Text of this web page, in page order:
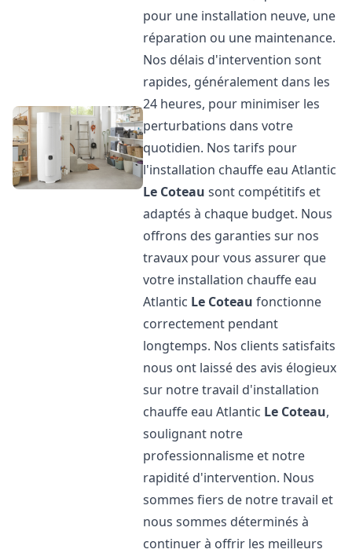
pour une installation neuve, une
réparation ou une maintenance.
Nos délais d'intervention sont
rapides, généralement dans les
24 heures, pour minimiser les
perturbations dans votre
quotidien. Nos tarifs pour
l'installation chauffe eau Atlantic
Le Coteau sont compétitifs et
adaptés à chaque budget. Nous
offrons des garanties sur nos
travaux pour vous assurer que
votre installation chauffe eau
Atlantic Le Coteau fonctionne
correctement pendant
longtemps. Nos clients satisfaits
nous ont laissé des avis élogieux
sur notre travail d'installation
chauffe eau Atlantic Le Coteau,
soulignant notre
professionnalisme et notre
rapidité d'intervention. Nous
sommes fiers de notre travail et
nous sommes déterminés à
continuer à offrir les meilleurs